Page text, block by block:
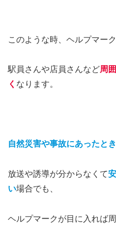
このような時、ヘルプマー
駅員さんや店員さんなど周
く なります。
自然災害や事故にあった とき
放送や誘導が分からなくて
い場合でも、
ヘルプマークが目に入れば